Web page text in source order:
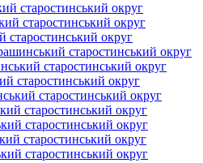
старостинський округ
старостинський округ
старостинський округ
старостинський округ
старостинський округ
старостинський округ
старостинський округ
старостинський округ
старостинський округ
старостинський округ
старостинський округ